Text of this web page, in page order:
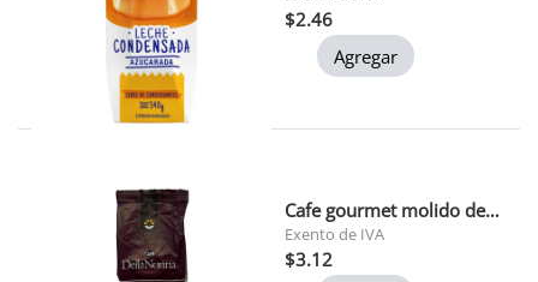
$2.46
Agregar
Cafe gourmet molido della nonna 200 gr
Exento de IVA
$3.12